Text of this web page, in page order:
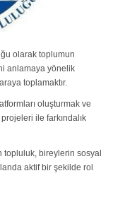
olarak toplumun
anlamaya yönelik
toplamaktır.
oluşturmak ve
ile farkındalık
topluluk, bireylerin sosyal
aktif bir şekilde rol